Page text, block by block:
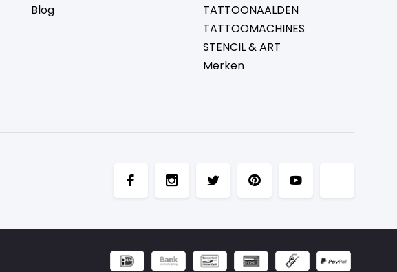
Blog
TATTOONAALDEN
TATTOOMACHINES
STENCIL & ART
Merken